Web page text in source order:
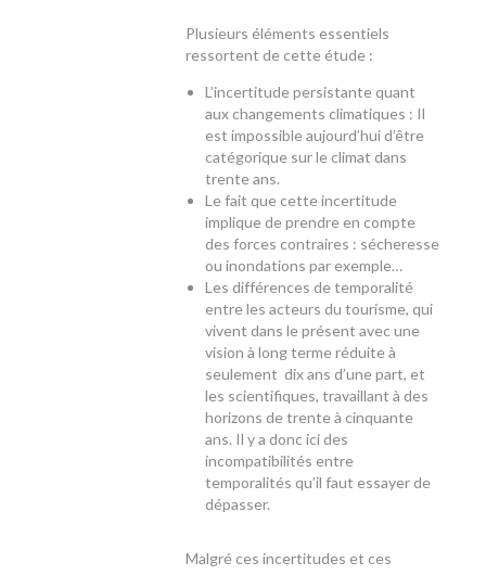
Plusieurs éléments essentiels
ressortent de cette étude :
L’incertitude persistante quant
aux changements climatiques : Il
est impossible aujourd’hui d’être
catégorique sur le climat dans
trente ans.
Le fait que cette incertitude
implique de prendre en compte
des forces contraires : sécheresse
ou inondations par exemple…
Les différences de temporalité
entre les acteurs du tourisme, qui
vivent dans le présent avec une
vision à long terme réduite à
seulement dix ans d’une part, et
les scientifiques, travaillant à des
horizons de trente à cinquante
ans. Il y a donc ici des
incompatibilités entre
temporalités qu’il faut essayer de
dépasser.
Malgré ces incertitudes et ces